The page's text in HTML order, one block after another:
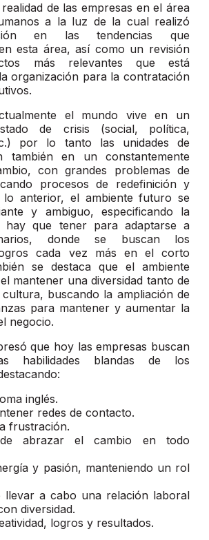
de las empresas en el área
a la luz de la cual realizó
en las tendencias que
esta área, así como un revisión
más relevantes que está
organización para la contratación
el mundo vive en un
de crisis (social, política,
por lo tanto las unidades de
también en un constantemente
con grandes problemas de
procesos de redefinición y
lo anterior, el ambiente futuro se
y ambiguo, especificando la
hay que tener para adaptarse a
donde se buscan los
cada vez más en el corto
se destaca que el ambiente
mantener una diversidad tanto de
buscando la ampliación de
para mantener y aumentar la
negocio.
que hoy las empresas buscan
habilidades blandas de los
inglés.
redes de contacto.
frustración.
abrazar el cambio en todo
y pasión, manteniendo un rol
llevar a cabo una relación laboral
diversidad.
logros y resultados.